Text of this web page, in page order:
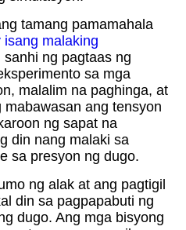
tamang pamamahala
isang malaking
sanhi ng pagtaas ng
sa mga
malalim na paghinga, at
ang tensyon
ng sapat na
din nang malaki sa
sa presyon ng dugo.
ng alak at ang pagtigil
din sa pagpapabuti ng
dugo. Ang mga bisyong